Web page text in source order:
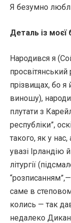
Я безумно
Деталь із моєї
Народився я
просвітянський
прізвищах, бо я
виношу),
плутати з
республіки”,
такого, як у
увазі Ірландію
літургії
саме в
колись — так
недалеко